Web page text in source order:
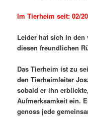
Im Tierheim seit: 02/
Leider hat sich in
diesen freundlichen
Das Tierheim ist zu
den Tierheimleiter
sobald er ihn
Aufmerksamkeit ein.
genoss jede